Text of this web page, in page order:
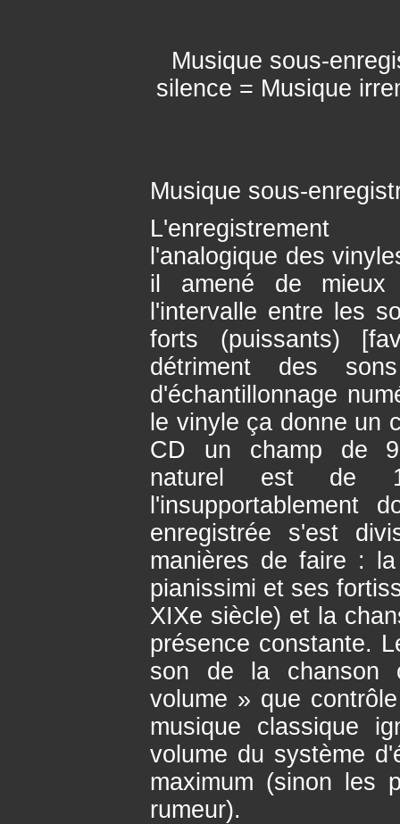
Musique sous-
silence = Musique
Musique sous-
L'enregistrement
l'analogique des
il amené de mieux
l'intervalle entre les
forts (puissants)
détriment des
d'échantillonnage
le vinyle ça donne un
CD un champ de
naturel est de
l'insupportablement
enregistrée s'est
manières de faire :
pianissimi et ses
XIXe siècle) et la
présence constante.
son de la chanson
volume » que
musique classique
volume du système
maximum (sinon les
rumeur).